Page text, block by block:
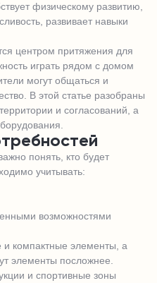
физическому развитию,
развивает навыки
центром притяжения для
играть рядом с домом
могут общаться и
В этой статье разобраны
и согласований, а
понять, кто будет
учитывать:
возможностями
и компактные элементы, а
элементы посложнее.
и спортивные зоны